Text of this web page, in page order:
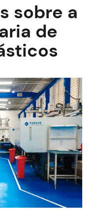
sobre a
de